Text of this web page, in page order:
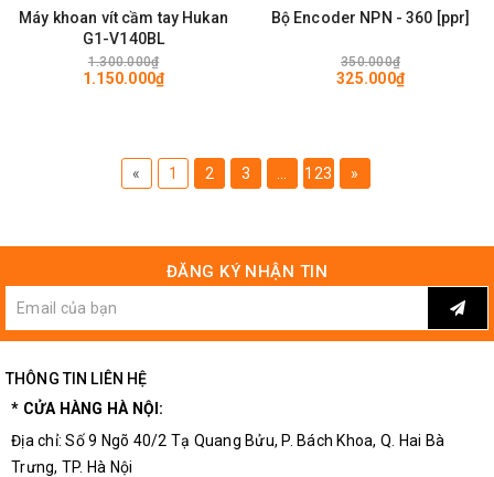
Máy khoan vít cầm tay Hukan
G1-V140BL
1.300.000₫
1.150.000₫
Bộ Encoder NPN - 360 [ppr]
350.000₫
325.000₫
« 1 2 3 123 »
ĐĂNG KÝ NHẬN TIN
THÔNG TIN LIÊN HỆ
* CỬA HÀNG HÀ NỘI:
Địa chỉ: Số 9 Ngõ 40/2 Tạ Quang Bửu, P. Bách Khoa, Q. Hai Bà
Trưng, TP. Hà Nội